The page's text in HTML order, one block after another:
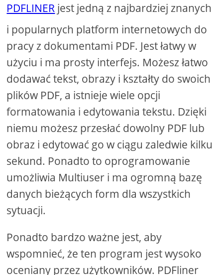
PDFLINER jest jedną z najbardziej znanych
i popularnych platform internetowych do
pracy z dokumentami PDF. Jest łatwy w
użyciu i ma prosty interfejs. Możesz łatwo
dodawać tekst, obrazy i kształty do swoich
plików PDF, a istnieje wiele opcji
formatowania i edytowania tekstu. Dzięki
niemu możesz przesłać dowolny PDF lub
obraz i edytować go w ciągu zaledwie kilku
sekund. Ponadto to oprogramowanie
umożliwia Multiuser i ma ogromną bazę
danych bieżących form dla wszystkich
sytuacji.
Ponadto bardzo ważne jest, aby
wspomnieć, że ten program jest wysoko
oceniany przez użytkowników. PDFliner